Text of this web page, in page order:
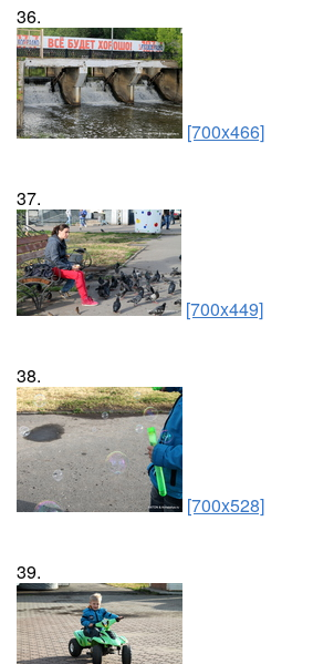
36.
[700x466]
37.
[700x449]
38.
[700x528]
39.